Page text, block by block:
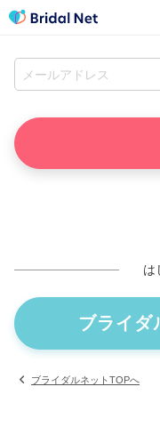
は
ブライダ
ブライダルネットTOPへ